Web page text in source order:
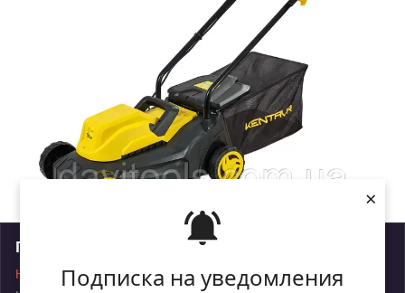
Подписка на уведомления
×
Газонокосарка Кентавр ЕГК-1432с
Немає в наявності